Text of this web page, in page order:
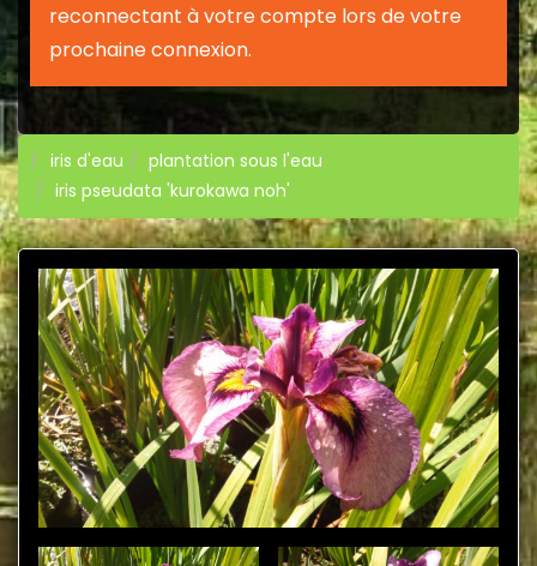
reconnectant à votre compte lors de votre
prochaine connexion.
iris d'eau
plantation sous l'eau
iris pseudata 'kurokawa noh'